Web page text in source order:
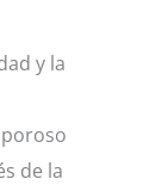
y la
de la